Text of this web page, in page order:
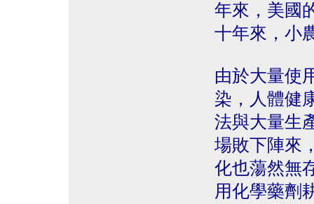
年來，美國
十年來，小
由於大量使
染，人體健
法與大量生
場敗下陣來
化也蕩然無
用化學藥劑